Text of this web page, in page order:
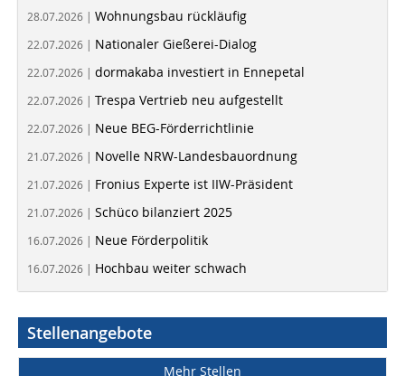
28.07.2026 | Wohnungsbau rückläufig
22.07.2026 | Nationaler Gießerei-Dialog
22.07.2026 | dormakaba investiert in Ennepetal
22.07.2026 | Trespa Vertrieb neu aufgestellt
22.07.2026 | Neue BEG-Förderrichtlinie
21.07.2026 | Novelle NRW-Landesbauordnung
21.07.2026 | Fronius Experte ist IIW-Präsident
21.07.2026 | Schüco bilanziert 2025
16.07.2026 | Neue Förderpolitik
16.07.2026 | Hochbau weiter schwach
Stellenangebote
Mehr Stellen